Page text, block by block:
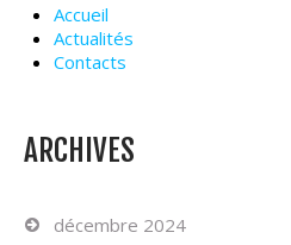
Accueil
Actualités
Contacts
ARCHIVES
décembre 2024